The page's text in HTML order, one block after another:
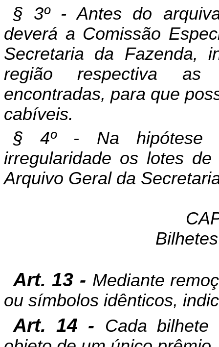
§ 3º - Antes do
deverá a Comissão
Secretaria da Fazenda,
região respectiva as
encontradas, para que
cabíveis.
§ 4º - Na hipótese
irregularidade os lotes
Arquivo Geral da
Art. 13 - Mediante
ou símbolos idênticos,
Art. 14 - Cada bilhete